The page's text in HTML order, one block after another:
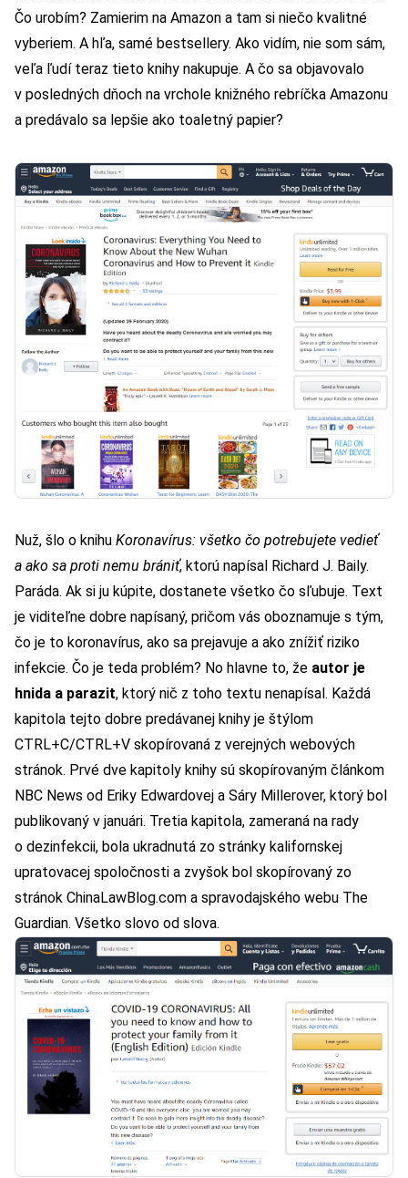
Čo urobím? Zamierim na Amazon a tam si niečo kvalitné
vyberiem. A hľa, samé bestsellery. Ako vidím, nie som sám,
veľa ľudí teraz tieto knihy nakupuje. A čo sa objavovalo
v posledných dňoch na vrchole knižného rebríčka Amazonu
a predávalo sa lepšie ako toaletný papier?
Nuž, šlo o knihu Koronavírus: všetko čo potrebujete vedieť
a ako sa proti nemu brániť, ktorú napísal Richard J. Baily.
Paráda. Ak si ju kúpite, dostanete všetko čo sľubuje. Text
je viditeľne dobre napísaný, pričom vás oboznamuje s tým,
čo je to koronavírus, ako sa prejavuje a ako znížiť riziko
infekcie. Čo je teda problém? No hlavne to, že autor je
hnida a parazit, ktorý nič z toho textu nenapísal. Každá
kapitola tejto dobre predávanej knihy je štýlom
CTRL+C/CTRL+V skopírovaná z verejných webových
stránok. Prvé dve kapitoly knihy sú skopírovaným článkom
NBC News od Eriky Edwardovej a Sáry Millerover, ktorý bol
publikovaný v januári. Tretia kapitola, zameraná na rady
o dezinfekcii, bola ukradnutá zo stránky kalifornskej
upratovacej spoločnosti a zvyšok bol skopírovaný zo
stránok ChinaLawBlog.com a spravodajského webu The
Guardian. Všetko slovo od slova.